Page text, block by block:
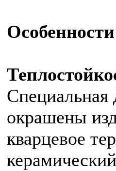
Специальная
окрашены
кварцевое